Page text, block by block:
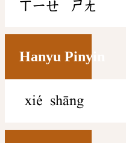
ㄒㄧㄝ ㄕㄤ
Hanyu Pinyin
xié shāng